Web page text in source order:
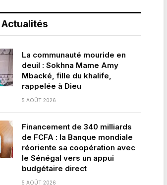
La communauté mouride en
deuil : Sokhna Mame Amy
Mbacké, fille du khalife,
rappelée à Dieu
5 AOÛT 2026
Financement de 340 milliards
de FCFA : la Banque mondiale
réoriente sa coopération avec
le Sénégal vers un appui
budgétaire direct
5 AOÛT 2026